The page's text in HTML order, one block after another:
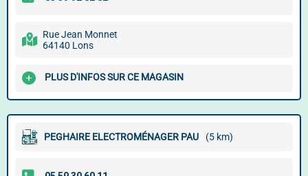
Rue Jean Monnet
64140 Lons
PLUS D'INFOS SUR CE MAGASIN
PEGHAIRE ELECTROMÉNAGER PAU (5 km)